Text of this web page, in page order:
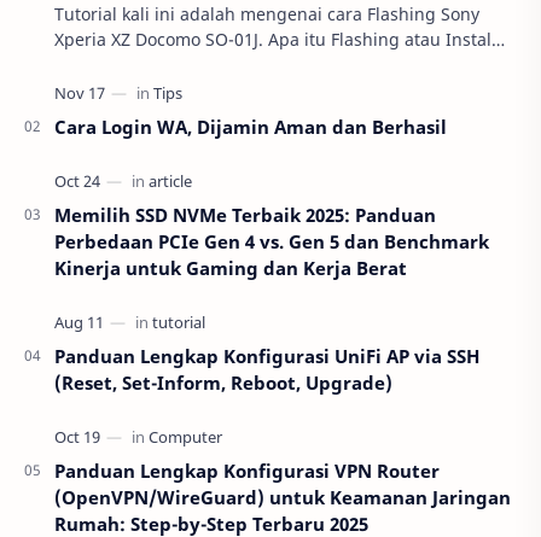
Tutorial kali ini adalah mengenai cara Flashing Sony
Xperia XZ Docomo SO-01J. Apa itu Flashing atau Instal
Cara Login WA, Dijamin Aman dan Berhasil
Memilih SSD NVMe Terbaik 2025: Panduan
Perbedaan PCIe Gen 4 vs. Gen 5 dan Benchmark
Kinerja untuk Gaming dan Kerja Berat
Panduan Lengkap Konfigurasi UniFi AP via SSH
(Reset, Set-Inform, Reboot, Upgrade)
Panduan Lengkap Konfigurasi VPN Router
(OpenVPN/WireGuard) untuk Keamanan Jaringan
Rumah: Step-by-Step Terbaru 2025